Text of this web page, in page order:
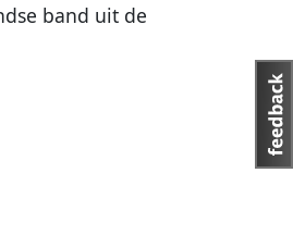
band uit de